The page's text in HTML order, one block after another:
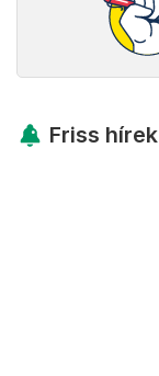
Friss hírek